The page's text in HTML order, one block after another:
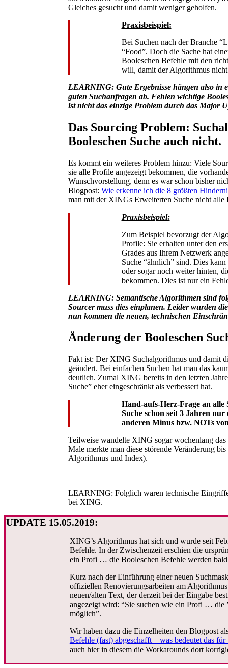
Gleiches gesucht und damit weniger geholfen.
Praxisbeispiel:
Bei Suchen nach der Branche
“Food”. Doch die Sache hat
Booleschen Befehle mit den
will, damit der Algorithmus nicht
LEARNING: Gute Ergebnisse hängen also in
guten Suchanfragen ab. Fehlen wichtige
ist nicht das einzige Problem durch das Major
Das Sourcing Problem:
Booleschen Suche auch nicht.
Es kommt ein weiteres Problem hinzu: Viele
sie alle Profile angezeigt bekommen, die
Wunschvorstellung, denn es war schon bisher
Blogpost: Wie erkenne ich die 8 größten
man mit der XINGs Erweiterten Suche nicht alle
Praxisbeispiel:
Zum Beispiel bevorzugt der
Profile: Sie erhalten unter den
Grades aus Ihrem Netzwerk
Suche “ähnlich” sind. Dies
oder sogar noch weiter hinten,
bekommen. Dies ist nur ein
LEARNING: Semantische Algorithmen sind
Sourcer muss dies einplanen. Leider wurden
nun kommen die neuen, technischen
Änderung der Booleschen
Fakt ist: Der XING Suchalgorithmus und damit
geändert. Bei einfachen Suchen hat man das
deutlich. Zumal XING bereits in den letzten
Suche” eher eingeschränkt als verbessert hat.
Hand-aufs-Herz-Frage an
Suche schon seit 3 Jahren
anderen Minus bzw. NOTs
Teilweise wandelte XING sogar wochenlang
Male merkte man diese störende Veränderung
Algorithmus und Index).
LEARNING: Folglich waren technische
bei XING.
UPDATE 15.05.2019:
XING’s Algorithmus hat sich und wurde seit
Befehle. In der Zwischenzeit erschien die
ein Profi … die Booleschen Befehle werden
Kurz nach der Einführung einer neuen
offiziellen Renovierungsarbeiten am
neuen/alten Text, der derzeit bei der Eingabe
angezeigt wird: “Sie suchen wie ein Profi … die
möglich”.
Wir haben dazu die Einzelheiten den Blogpost
Befehle (fast) abgeschafft – was bedeutet das
auch hier in diesem die Workarounds dort